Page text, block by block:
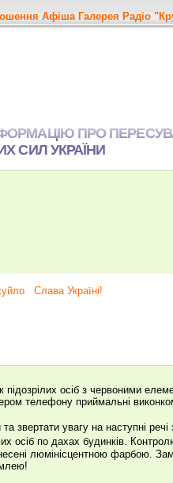
Афіша Галерея Радіо
ПРО
СИЛ УКРАЇНИ
Слава Україні!
підозрілих осіб з червоними
телефону приймальні
звертати увагу на наступні речі
осіб по дахах будинків.
люмінісцентною фарбою.